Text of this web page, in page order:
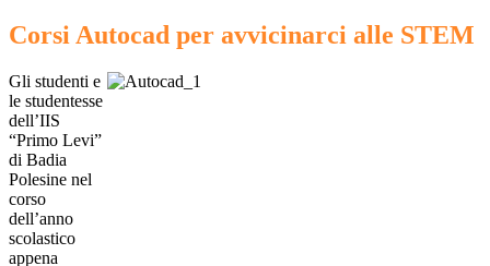
Corsi Autocad per avvicinarci alle STEM
Gli studenti e
le studentesse
dell’IIS
“Primo Levi”
di Badia
Polesine nel
corso
dell’anno
scolastico
appena